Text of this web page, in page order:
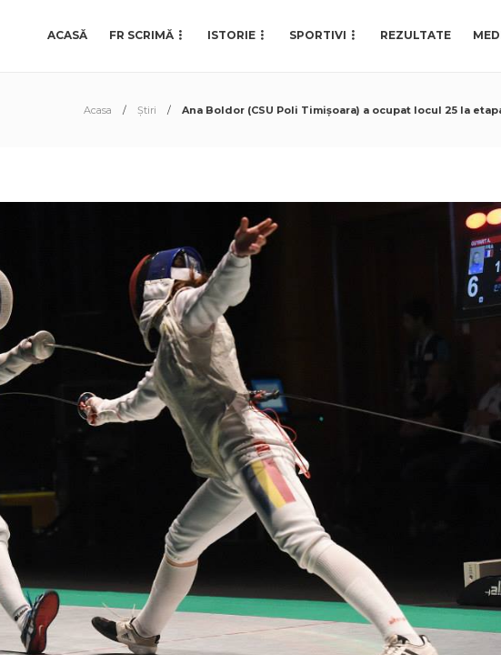
ACASĂ FR SCRIMĂ ISTORIE SPORTIVI REZULTATE
Acasa Știri Ana Boldor (CSU Poli Timișoara) a ocupat locul 25 la